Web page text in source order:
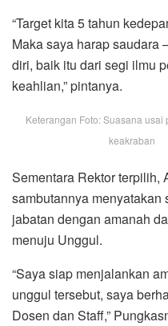
“Target kita 5 tahun
Maka saya harap saudara
diri, baik itu dari segi ilmu
keahlian,” pintanya.
Keterangan Foto: Suasana usai
keakraban
Sementara Rektor terpilih,
sambutannya
jabatan dengan amanah
menuju Unggul.
“Saya siap menjalankan
unggul tersebut, saya
Dosen dan Staff,”